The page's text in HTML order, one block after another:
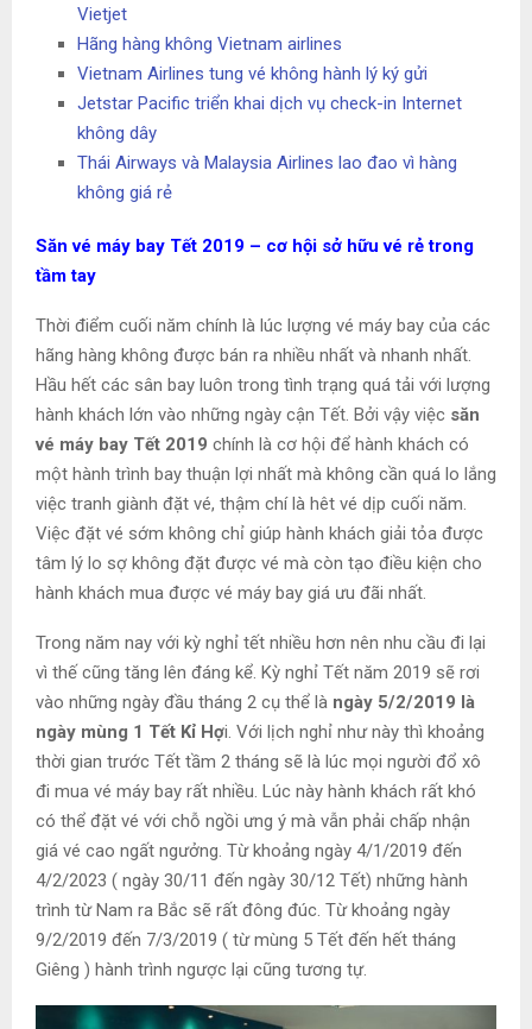
Vietjet
Hãng hàng không Vietnam airlines
Vietnam Airlines tung vé không hành lý ký gửi
Jetstar Pacific triển khai dịch vụ check-in Internet
không dây
Thái Airways và Malaysia Airlines lao đao vì hàng
không giá rẻ
Săn vé máy bay Tết 2019 – cơ hội sở hữu vé rẻ trong
tầm tay
Thời điểm cuối năm chính là lúc lượng vé máy bay của các
hãng hàng không được bán ra nhiều nhất và nhanh nhất.
Hầu hết các sân bay luôn trong tình trạng quá tải với lượng
hành khách lớn vào những ngày cận Tết. Bởi vậy việc săn
vé máy bay Tết 2019 chính là cơ hội để hành khách có
một hành trình bay thuận lợi nhất mà không cần quá lo lắng
việc tranh giành đặt vé, thậm chí là hêt vé dịp cuối năm.
Việc đặt vé sớm không chỉ giúp hành khách giải tỏa được
tâm lý lo sợ không đặt được vé mà còn tạo điều kiện cho
hành khách mua được vé máy bay giá ưu đãi nhất.
Trong năm nay với kỳ nghỉ tết nhiều hơn nên nhu cầu đi lại
vì thế cũng tăng lên đáng kể. Kỳ nghỉ Tết năm 2019 sẽ rơi
vào những ngày đầu tháng 2 cụ thể là ngày 5/2/2019 là
ngày mùng 1 Tết Kỉ Hợi. Với lịch nghỉ như này thì khoảng
thời gian trước Tết tầm 2 tháng sẽ là lúc mọi người đổ xô
đi mua vé máy bay rất nhiều. Lúc này hành khách rất khó
có thể đặt vé với chỗ ngồi ưng ý mà vẫn phải chấp nhận
giá vé cao ngất ngưởng. Từ khoảng ngày 4/1/2019 đến
4/2/2023 ( ngày 30/11 đến ngày 30/12 Tết) những hành
trình từ Nam ra Bắc sẽ rất đông đúc. Từ khoảng ngày
9/2/2019 đến 7/3/2019 ( từ mùng 5 Tết đến hết tháng
Giêng ) hành trình ngược lại cũng tương tự.